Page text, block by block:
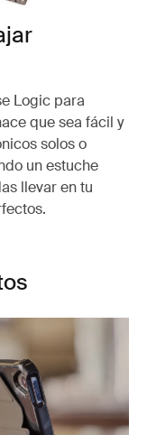
Logic para
que sea fácil y
solos o
un estuche
llevar en tu